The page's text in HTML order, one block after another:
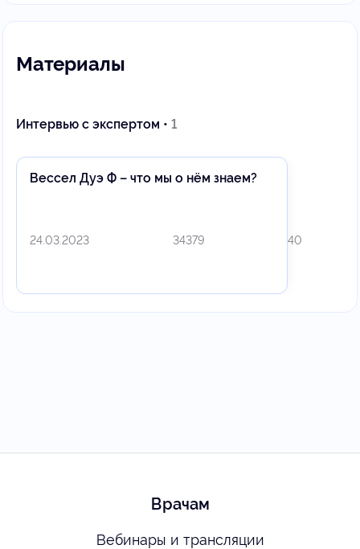
Материалы
Интервью с экспертом • 1
Вессел Дуэ Ф – что мы о нём знаем?
24.03.2023 34379 40
Врачам
Вебинары и трансляции